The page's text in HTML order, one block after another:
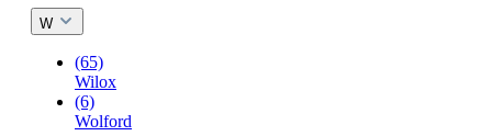
W
(65)
Wilox
(6)
Wolford